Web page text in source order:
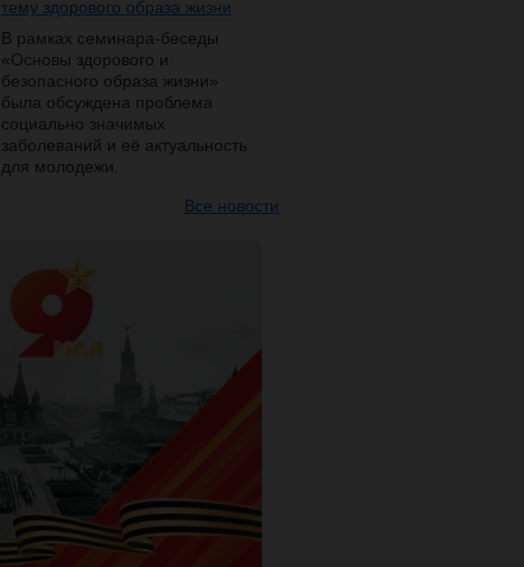
тему здорового образа жизни
В рамках семинара-беседы
«Основы здорового и
безопасного образа жизни»
была обсуждена проблема
социально значимых
заболеваний и её актуальность
для молодежи.
Все новости